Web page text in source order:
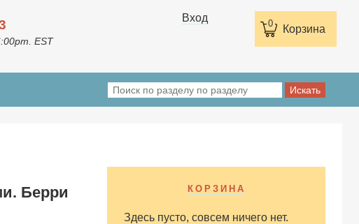
0 Корзина
EST
Вход
Берри
КОРЗИНА
Здесь пусто, совсем ничего нет.